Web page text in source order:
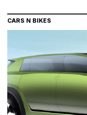
CARS N BIKES